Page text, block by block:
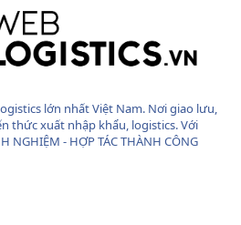
lớn nhất Việt Nam. Nơi giao lưu,
thức xuất nhập khẩu, logistics. Với
NGHIỆM - HỢP TÁC THÀNH CÔNG